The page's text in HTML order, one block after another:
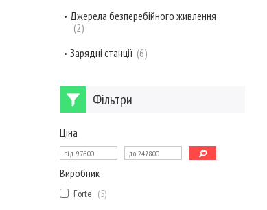
Джерела безперебійного живлення
2
Зарядні станції 6
Фільтри
Ціна
Виробник
Forte 5